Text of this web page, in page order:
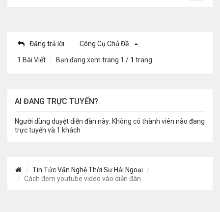
Đăng trả lời Công Cụ Chủ Đề
1 Bài Viết Bạn đang xem trang 1 / 1 trang
AI ĐANG TRỰC TUYẾN?
Người dùng duyệt diễn đàn này: Không có thành viên nào đang
trực tuyến và 1 khách
Tin Tức Văn Nghệ Thời Sự Hải Ngoại
Cách đem youtube video vào diễn đàn